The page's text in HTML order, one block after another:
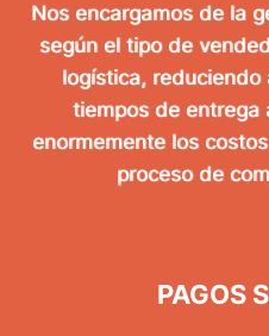
Nos encargamos de la
según el tipo de
logística, reduciendo
tiempos de entrega
enormemente los
proceso de
PAGOS